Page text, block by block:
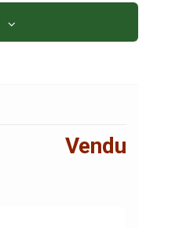
Vendu